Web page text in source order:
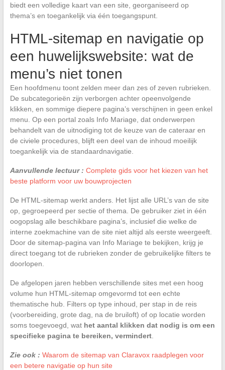
biedt een volledige kaart van een site, georganiseerd op
thema’s en toegankelijk via één toegangspunt.
HTML-sitemap en navigatie op
een huwelijkswebsite: wat de
menu’s niet tonen
Een hoofdmenu toont zelden meer dan zes of zeven rubrieken.
De subcategorieën zijn verborgen achter opeenvolgende
klikken, en sommige diepere pagina’s verschijnen in geen enkel
menu. Op een portal zoals Info Mariage, dat onderwerpen
behandelt van de uitnodiging tot de keuze van de cateraar en
de civiele procedures, blijft een deel van de inhoud moeilijk
toegankelijk via de standaardnavigatie.
Aanvullende lectuur : Complete gids voor het kiezen van het
beste platform voor uw bouwprojecten
De HTML-sitemap werkt anders. Het lijst alle URL’s van de site
op, gegroepeerd per sectie of thema. De gebruiker ziet in één
oogopslag alle beschikbare pagina’s, inclusief die welke de
interne zoekmachine van de site niet altijd als eerste weergeeft.
Door de sitemap-pagina van Info Mariage te bekijken, krijg je
direct toegang tot de rubrieken zonder de gebruikelijke filters te
doorlopen.
De afgelopen jaren hebben verschillende sites met een hoog
volume hun HTML-sitemap omgevormd tot een echte
thematische hub. Filters op type inhoud, per stap in de reis
(voorbereiding, grote dag, na de bruiloft) of op locatie worden
soms toegevoegd, wat het aantal klikken dat nodig is om een
specifieke pagina te bereiken, vermindert.
Zie ook : Waarom de sitemap van Claravox raadplegen voor
een betere navigatie op hun site